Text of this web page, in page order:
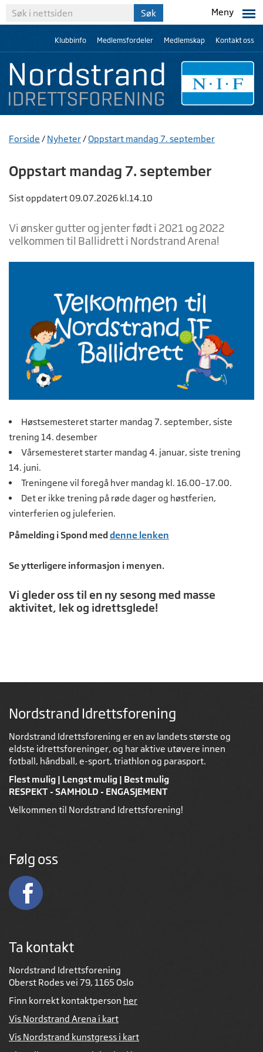
Meny
Klubbinfo Medlemsfordeler Medlemskap Kontakt oss
Forside / Nyheter/Oppstart mandag 7. september
Oppstart mandag 7. september
Sist oppdatert 09.07.2026 kl.14.10
Vi ønsker gutter og jenter født i 2021 og 2022
velkommen til Ballidrett i Nordstrand Arena!
Høstsemesteret starter mandag 7. september, siste
trening 14. desember
Vårsemesteret starter mandag 4. januar, siste trening
14. juni.
Treningene vil foregå hver mandag kl. 16.00–17.00.
Det er ikke trening på røde dager og høstferien,
vinterferien og juleferien.
Påmelding i Spond meddenne lenken
Se ytterligere informasjon i menyen.
Vi gleder oss til en ny sesong med masse
aktivitet, lek og idrettsglede!
Nordstrand Idrettsforening
Nordstrand Idrettsforening er en av landets største og
eldste idrettsforeninger, og har aktive utøvere innen
fotball, håndball, e-sport, triathlon og parasport.
Flest mulig | Lengst mulig | Best mulig
RESPEKT - SAMHOLD - ENGASJEMENT
Velkommen til Nordstrand Idrettsforening!
Følg oss
Ta kontakt
Nordstrand Idrettsforening
Oberst Rodes vei 79, 1165 Oslo
Finn korrekt kontaktperson her
Vis Nordstrand Arena i kart
Vis Nordstrand kunstgress i kart